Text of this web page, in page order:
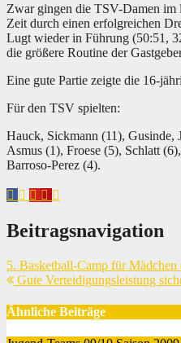
Zwar gingen die TSV-Damen im
Zeit durch einen erfolgreichen
Lugt wieder in Führung (50:51,
die größere Routine der
Eine gute Partie zeigte die 16-
Für den TSV spielten:
Hauck, Sickmann (11), Gusinde,
Asmus (1), Froese (5), Schlatt
Barroso-Perez (4).
Beitragsnavigation
5. Basketball-Camp für
Gute Verteidigungsleistung
Ähnliche Beiträge